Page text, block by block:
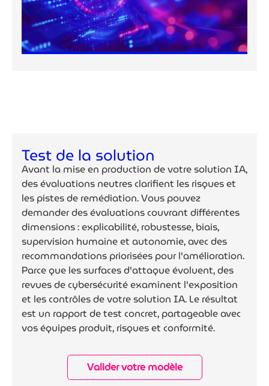
Test de la solution
Avant la mise en production de votre solution IA,
des évaluations neutres clarifient les risques et
les pistes de remédiation. Vous pouvez
demander des évaluations couvrant différentes
dimensions : explicabilité, robustesse, biais,
supervision humaine et autonomie, avec des
recommandations priorisées pour l'amélioration.
Parce que les surfaces d'attaque évoluent, des
revues de cybersécurité examinent l'exposition
et les contrôles de votre solution IA. Le résultat
est un rapport de test concret, partageable avec
vos équipes produit, risques et conformité.
Valider votre modèle